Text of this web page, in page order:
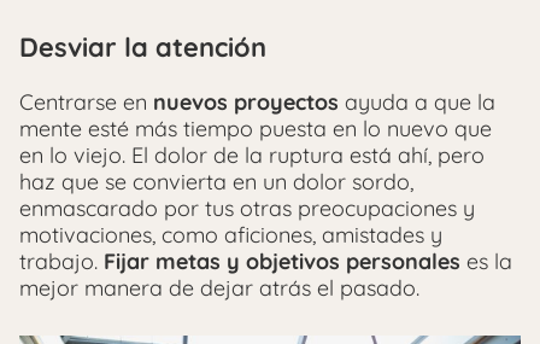
Desviar la atención
Centrarse en nuevos proyectos ayuda a que la
mente esté más tiempo puesta en lo nuevo que
en lo viejo. El dolor de la ruptura está ahí, pero
haz que se convierta en un dolor sordo,
enmascarado por tus otras preocupaciones y
motivaciones, como aficiones, amistades y
trabajo. Fijar metas y objetivos personales es la
mejor manera de dejar atrás el pasado.